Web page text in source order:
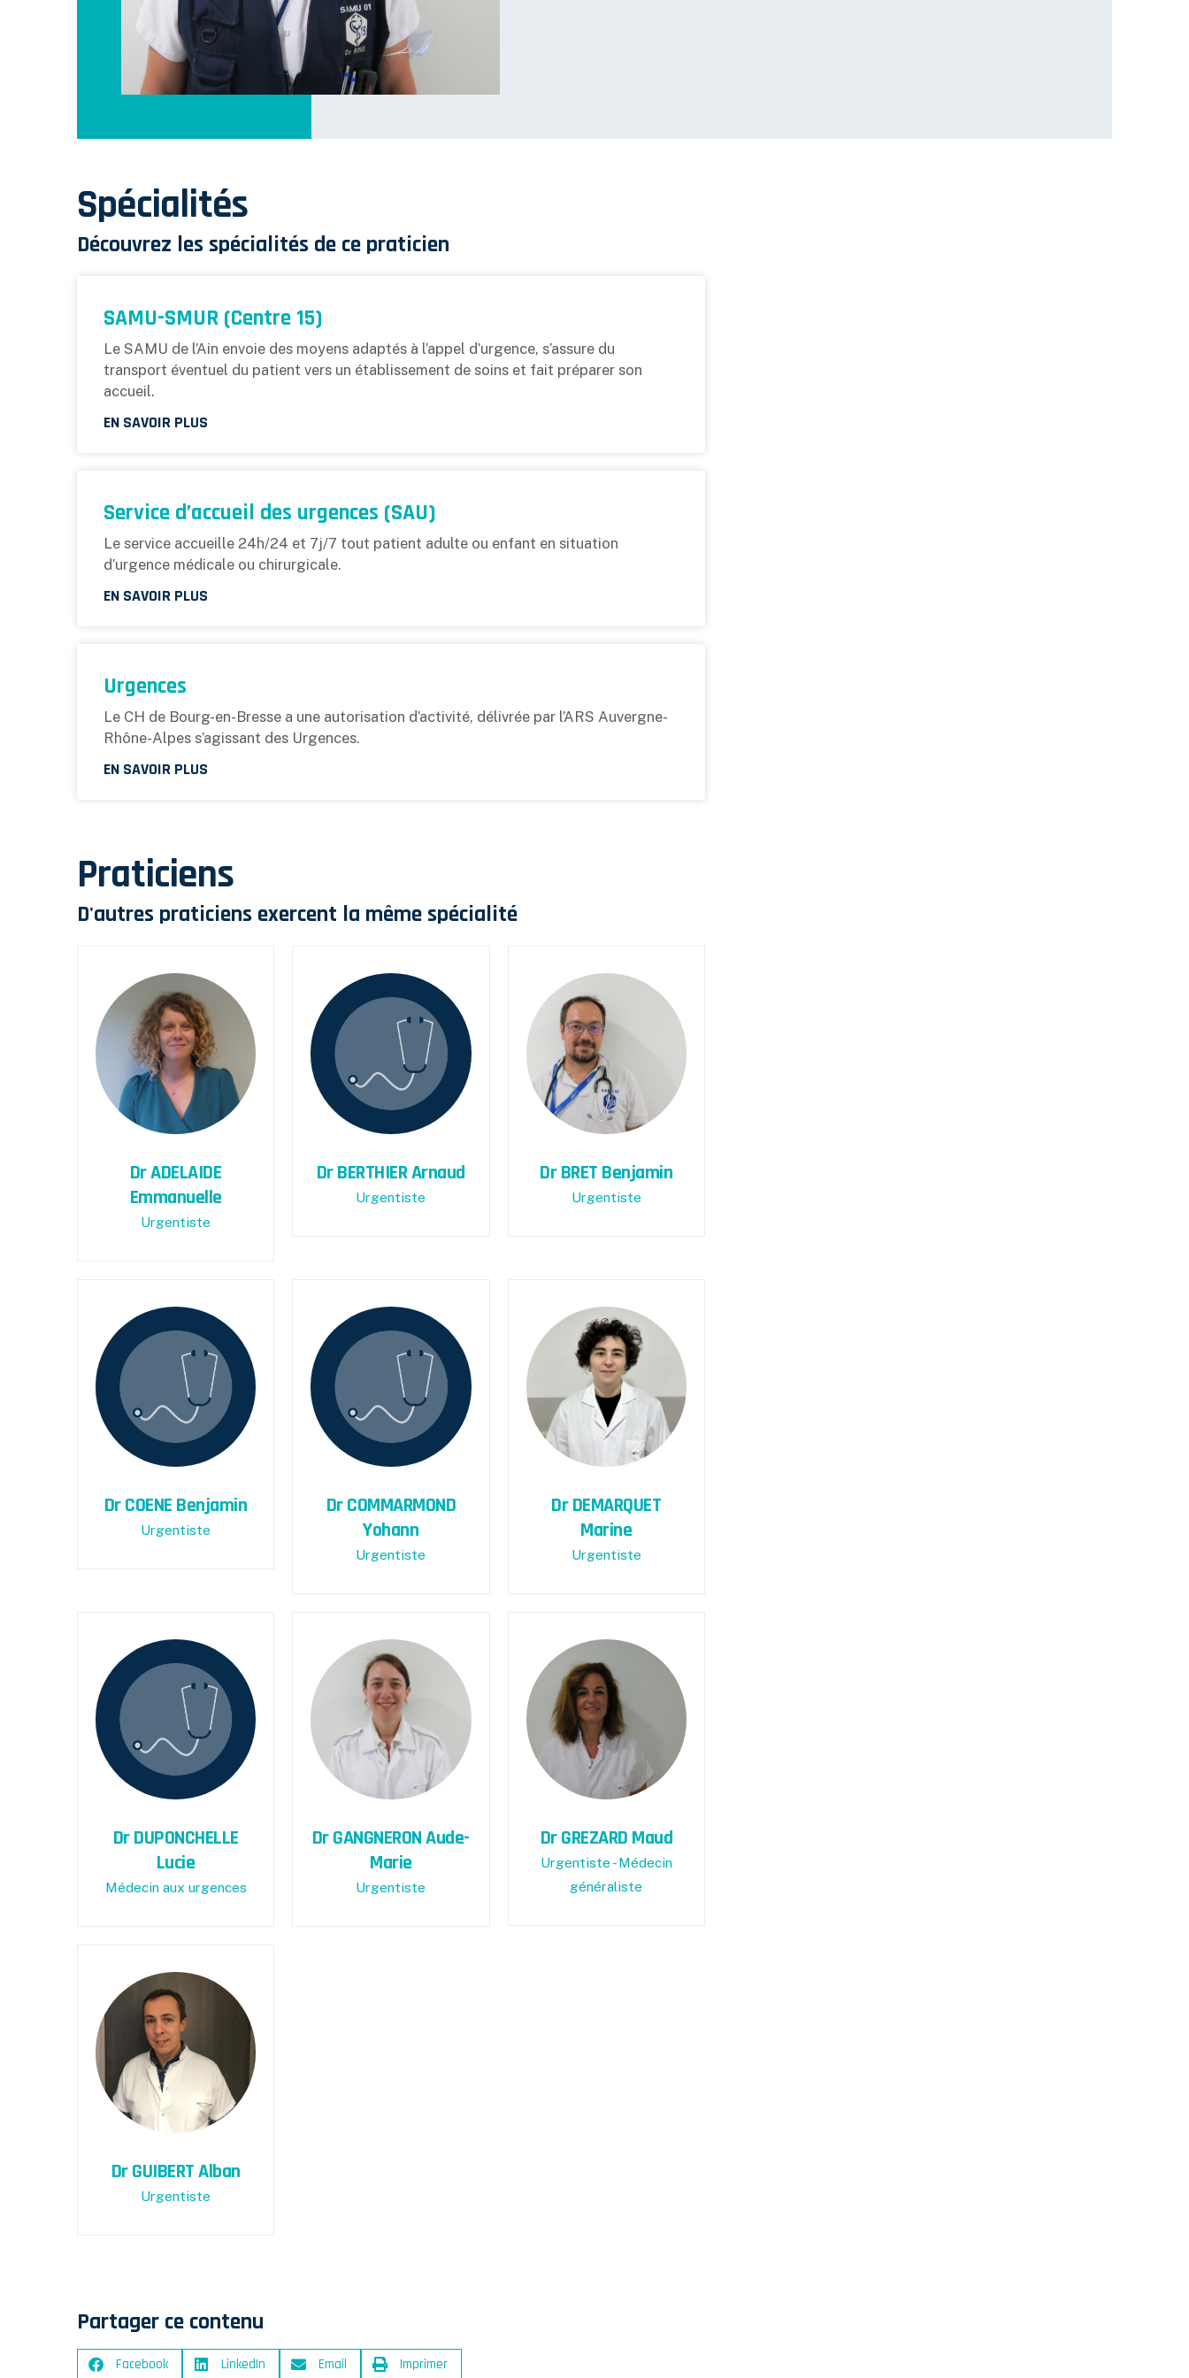
Spécialités
Découvrez les spécialités de ce praticien
SAMU-SMUR (Centre 15)
Le SAMU de l’Ain envoie des moyens adaptés à l’appel d’urgence, s’assure du
transport éventuel du patient vers un établissement de soins et fait préparer son
accueil.
EN SAVOIR PLUS
Service d’accueil des urgences (SAU)
Le service accueille 24h/24 et 7j/7 tout patient adulte ou enfant en situation
d’urgence médicale ou chirurgicale.
EN SAVOIR PLUS
Urgences
Le CH de Bourg-en-Bresse a une autorisation d’activité, délivrée par l’ARS Auvergne-
Rhône-Alpes s’agissant des Urgences.
EN SAVOIR PLUS
Praticiens
D'autres praticiens exercent la même spécialité
Dr ADELAIDE
Emmanuelle
Urgentiste
Dr BERTHIER Arnaud
Urgentiste
Dr BRET Benjamin
Urgentiste
Dr COENE Benjamin
Urgentiste
Dr COMMARMOND
Yohann
Urgentiste
Dr DEMARQUET
Marine
Urgentiste
Dr DUPONCHELLE
Lucie
Médecin aux urgences
Dr GANGNERON Aude-
Marie
Urgentiste
Dr GREZARD Maud
Urgentiste - Médecin
généraliste
Dr GUIBERT Alban
Urgentiste
Partager ce contenu
Facebook LinkedIn Email Imprimer